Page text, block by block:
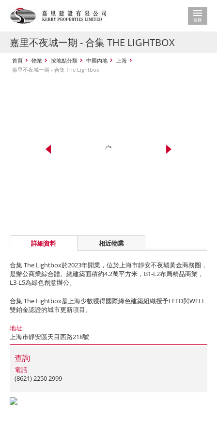
嘉里不夜城一期 - 合集 THE LIGHTBOX
首頁 物業 按地點分類 中國內地
上海
嘉里不夜城一期 - 合集 The Lightbox
詳細資料 相近物業
合集 The Lightbox於2023年開業，位於上海市靜安不夜城黃金商務圈，
是辦公商業綜合體。總建築面積約4.2萬平方米，B1-L2布局精品商業，
L3-L5為綠色創意辦公。
合集 The Lightbox是上海少數獲得國際綠色建築組織授予LEED與WELL
雙鉑金認證的城市更新項目。
地址
上海市靜安區天目西路218號
查詢
電話
(8621) 2250 2999